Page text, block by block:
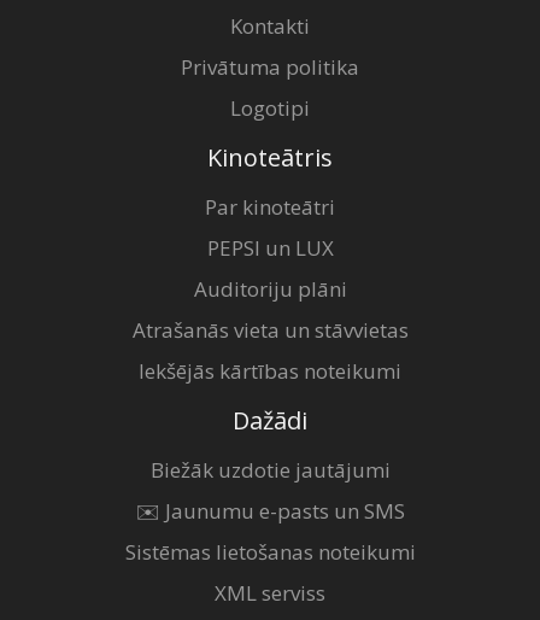
Kontakti
Privātuma politika
Logotipi
Kinoteātris
Par kinoteātri
PEPSI un LUX
Auditoriju plāni
Atrašanās vieta un stāvvietas
Iekšējās kārtības noteikumi
Dažādi
Biežāk uzdotie jautājumi
✉️ Jaunumu e-pasts un SMS
Sistēmas lietošanas noteikumi
XML serviss